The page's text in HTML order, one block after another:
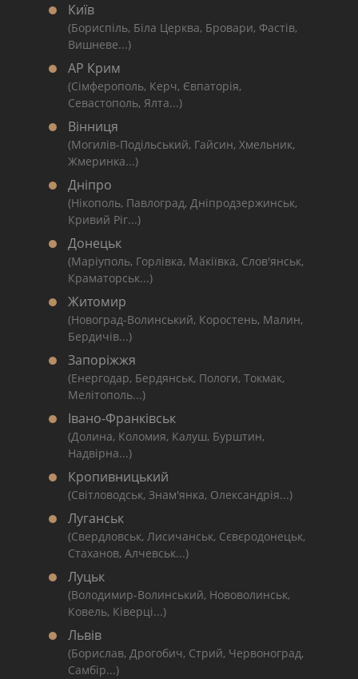
Київ
(Бориспіль, Біла Церква, Бровари, Фастів,
Вишневе...)
АР Крим
(Сімферополь, Керч, Євпаторія,
Севастополь, Ялта...)
Вінниця
(Могилів-Подільський, Гайсин, Хмельник,
Жмеринка...)
Дніпро
(Нікополь, Павлоград, Дніпродзержинськ,
Кривий Ріг...)
Донецьк
(Маріуполь, Горлівка, Макіївка, Слов'янськ,
Краматорськ...)
Житомир
(Новоград-Волинський, Коростень, Малин,
Бердичів...)
Запоріжжя
(Енергодар, Бердянськ, Пологи, Токмак,
Мелітополь...)
Івано-Франківськ
(Долина, Коломия, Калуш, Бурштин,
Надвірна...)
Кропивницький
(Світловодськ, Знам'янка, Олександрія...)
Луганськ
(Свердловськ, Лисичанськ, Сєвєродонецьк,
Стаханов, Алчевськ...)
Луцьк
(Володимир-Волинський, Нововолинськ,
Ковель, Ківерці...)
Львів
(Борислав, Дрогобич, Стрий, Червоноград,
Самбір...)